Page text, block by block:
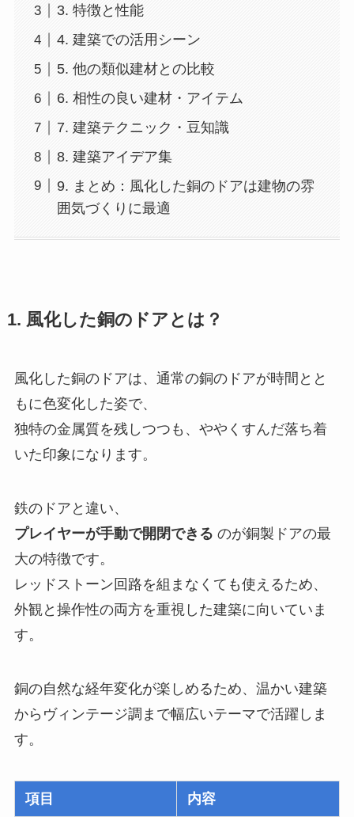
3. 特徴と性能
4. 建築での活用シーン
5. 他の類似建材との比較
6. 相性の良い建材・アイテム
7. 建築テクニック・豆知識
8. 建築アイデア集
9. まとめ：風化した銅のドアは建物の雰
囲気づくりに最適
1. 風化した銅のドアとは？
風化した銅のドアは、通常の銅のドアが時間とと
もに色変化した姿で、
独特の金属質を残しつつも、ややくすんだ落ち着
いた印象になります。
鉄のドアと違い、
プレイヤーが手動で開閉できる のが銅製ドアの最
大の特徴です。
レッドストーン回路を組まなくても使えるため、
外観と操作性の両方を重視した建築に向いていま
す。
銅の自然な経年変化が楽しめるため、温かい建築
からヴィンテージ調まで幅広いテーマで活躍しま
す。
項目 内容